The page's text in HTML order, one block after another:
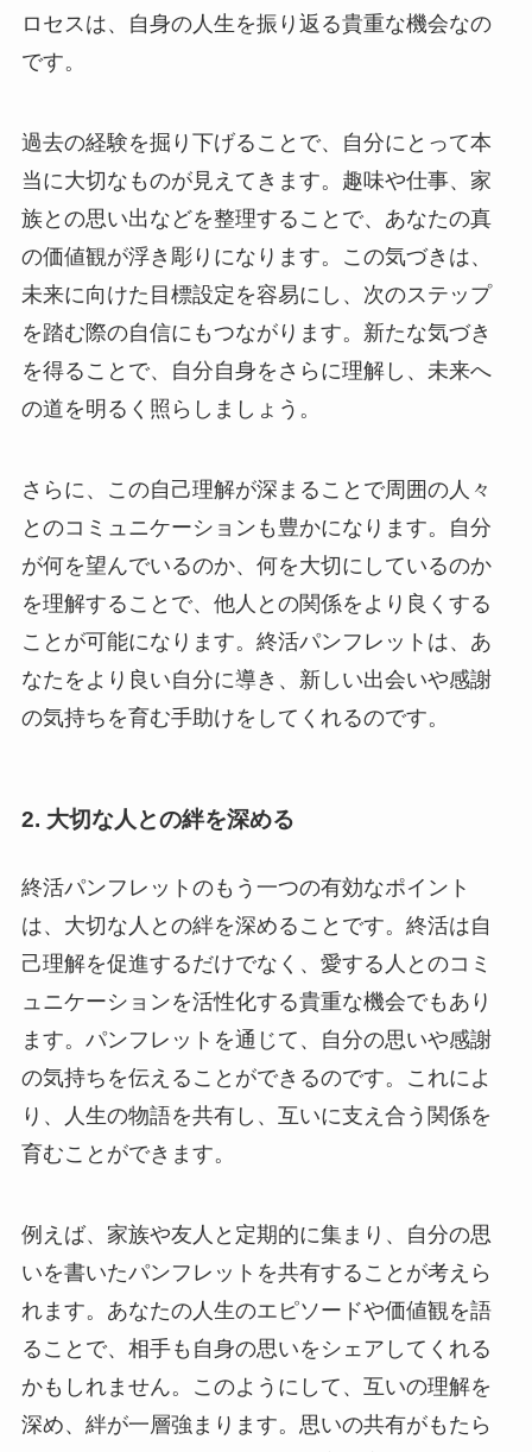
ロセスは、自身の人生を振り返る貴重な機会なの
です。
過去の経験を掘り下げることで、自分にとって本
当に大切なものが見えてきます。趣味や仕事、家
族との思い出などを整理することで、あなたの真
の価値観が浮き彫りになります。この気づきは、
未来に向けた目標設定を容易にし、次のステップ
を踏む際の自信にもつながります。新たな気づき
を得ることで、自分自身をさらに理解し、未来へ
の道を明るく照らしましょう。
さらに、この自己理解が深まることで周囲の人々
とのコミュニケーションも豊かになります。自分
が何を望んでいるのか、何を大切にしているのか
を理解することで、他人との関係をより良くする
ことが可能になります。終活パンフレットは、あ
なたをより良い自分に導き、新しい出会いや感謝
の気持ちを育む手助けをしてくれるのです。
2. 大切な人との絆を深める
終活パンフレットのもう一つの有効なポイント
は、大切な人との絆を深めることです。終活は自
己理解を促進するだけでなく、愛する人とのコミ
ュニケーションを活性化する貴重な機会でもあり
ます。パンフレットを通じて、自分の思いや感謝
の気持ちを伝えることができるのです。これによ
り、人生の物語を共有し、互いに支え合う関係を
育むことができます。
例えば、家族や友人と定期的に集まり、自分の思
いを書いたパンフレットを共有することが考えら
れます。あなたの人生のエピソードや価値観を語
ることで、相手も自身の思いをシェアしてくれる
かもしれません。このようにして、互いの理解を
深め、絆が一層強まります。思いの共有がもたら